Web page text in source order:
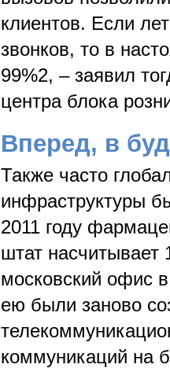
клиентов. Если
звонков, то в
99%2, – заявил
центра блока
Вперед, в
Также часто
инфраструктуры
2011 году
штат насчитывает
московский офис
ею были заново
коммуникаций на